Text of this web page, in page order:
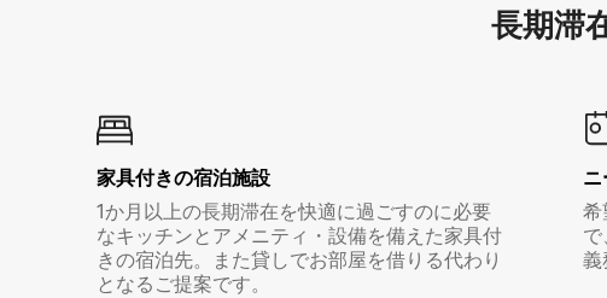
長期滞
家具付き⁠の宿⁠泊⁠施⁠設
1か月以上の長期滞在を快適に過ごすのに必要
なキッチンとアメニティ・設備を備えた家具付
きの宿泊先。また貸しでお部屋を借りる代わり
となるご提案です。
希
義